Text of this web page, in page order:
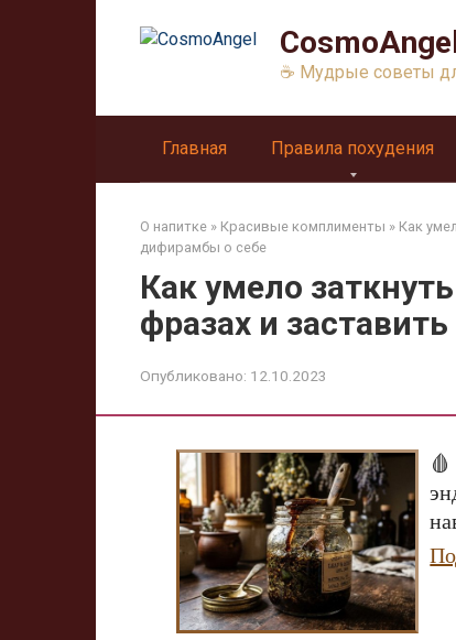
☕ Мудрые советы
Главная Правила похудения
О напитке » Красивые комплименты » Как
дифирамбы о себе
Как умело
фразах и
Опубликовано: 12.10.2023